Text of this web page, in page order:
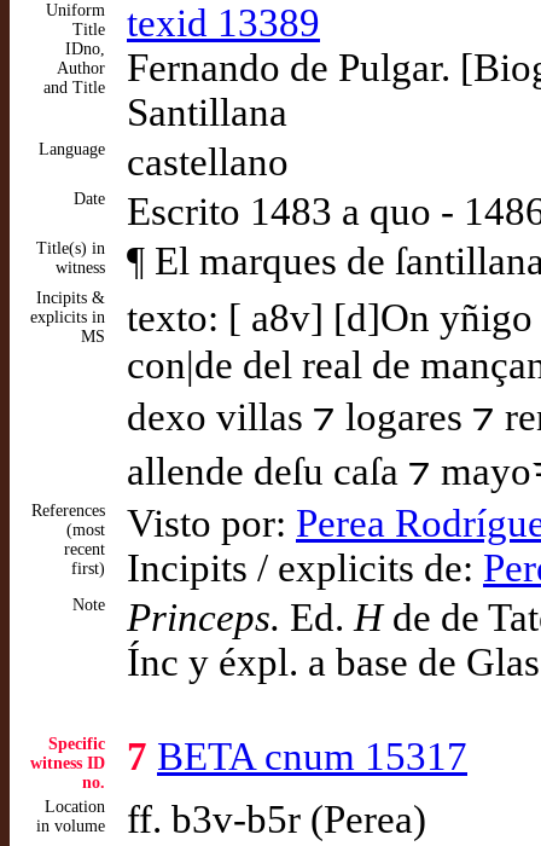
Uniform
Title
IDno,
Author
and Title
texid 13389
Fernando de Pulgar.
Santillana
Language castellano
Date Escrito 1483 a quo -
Title(s) in
witness
¶ El marques de
Incipits &
explicits in
MS
texto: [ a8v] [d]On yñigo
con|de del real de
dexo villas ⁊ logares ⁊
allende deſu caſa ⁊
References
(most
recent
first)
Visto por: Perea
Incipits / explicits de:
Note Princeps. Ed. Hde de
Ínc y éxpl. a base de
Specific
witness ID
no.
7 BETA cnum 15317
Location
in volume
ff. b3v-b5r (Perea)